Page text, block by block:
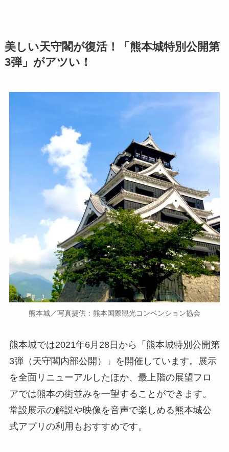
美しい天守閣が復活！「熊本城特別公開第
3弾」がアツい！
熊本城／写真提供：熊本国際観光コンベンション協会
熊本城では2021年6月28日から「熊本城特別公開第
3弾（天守閣内部公開）」を開催しています。展示
を全面リニューアルしたほか、最上階の展望フロ
アでは熊本の街並みを一望することができます。
常設展示の解説や映像を音声で楽しめる熊本城公
式アプリの利用もおすすめです。